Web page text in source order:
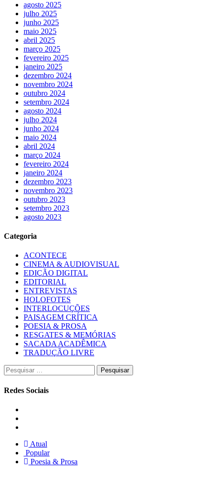
agosto 2025
julho 2025
junho 2025
maio 2025
abril 2025
março 2025
fevereiro 2025
janeiro 2025
dezembro 2024
novembro 2024
outubro 2024
setembro 2024
agosto 2024
julho 2024
junho 2024
maio 2024
abril 2024
março 2024
fevereiro 2024
janeiro 2024
dezembro 2023
novembro 2023
outubro 2023
setembro 2023
agosto 2023
Categoria
ACONTECE
CINEMA & AUDIOVISUAL
EDIÇÃO DIGITAL
EDITORIAL
ENTREVISTAS
HOLOFOTES
INTERLOCUÇÕES
PAISAGEM CRÍTICA
POESIA & PROSA
RESGATES & MEMÓRIAS
SACADA ACADÊMICA
TRADUÇÃO LIVRE
Pesquisar
por:
Redes Sociais
Atual
Popular
Poesia & Prosa